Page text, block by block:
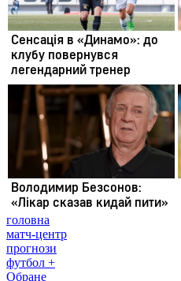
головна
матч-центр
прогнози
футбол +
Обране